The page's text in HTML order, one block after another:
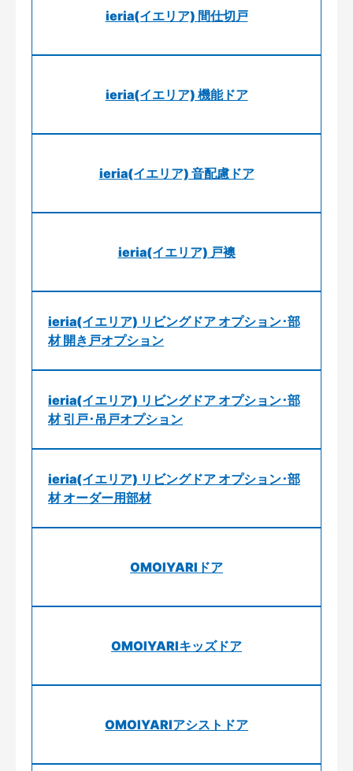
ieria(イエリア) 間仕切戸
ieria(イエリア) 機能ドア
ieria(イエリア) 音配慮ドア
ieria(イエリア) 戸襖
ieria(イエリア) リビングドア オプション･部
材 開き戸オプション
ieria(イエリア) リビングドア オプション･部
材 引戸･吊戸オプション
ieria(イエリア) リビングドア オプション･部
材 オーダー用部材
OMOIYARIドア
OMOIYARIキッズドア
OMOIYARIアシストドア